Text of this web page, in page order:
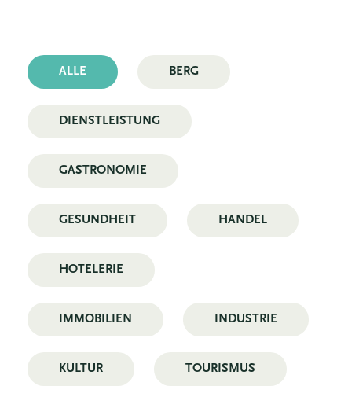
ALLE BERG
DIENSTLEISTUNG
GASTRONOMIE
GESUNDHEIT HANDEL
HOTELERIE
IMMOBILIEN INDUSTRIE
KULTUR TOURISMUS